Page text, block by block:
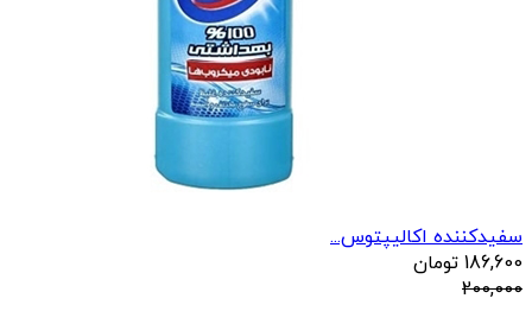
سفیدکننده اکالیپتوس...
186,600 تومان
200,000